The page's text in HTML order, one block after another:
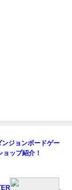
ンジョンボードゲー
ップ紹介！